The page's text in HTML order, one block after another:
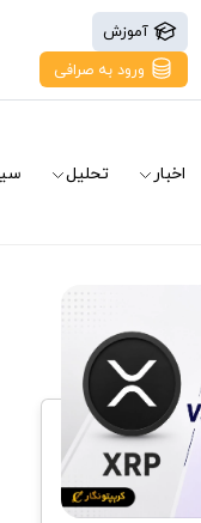
آموزش
ورود به صرافی
اخبار تحلیل